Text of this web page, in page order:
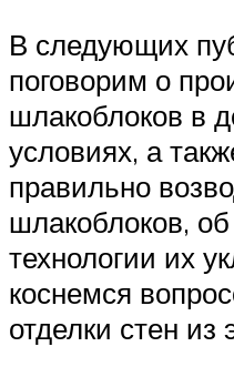
В следующих
поговорим о
шлакоблоков в
условиях, а
правильно
шлакоблоков,
технологии их
коснемся
отделки стен из